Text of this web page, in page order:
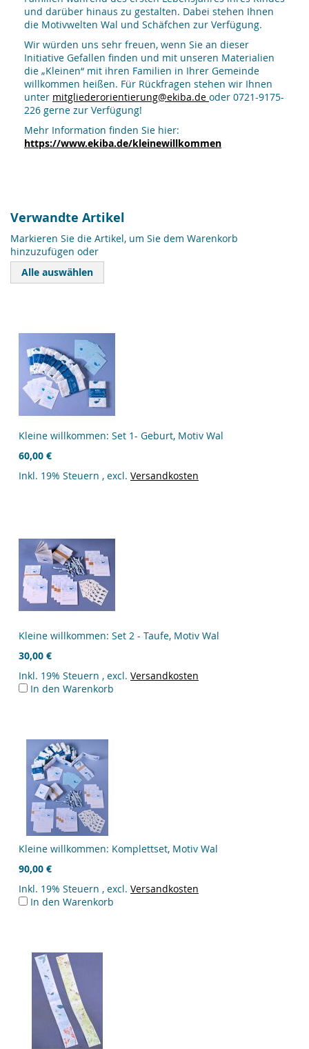
und darüber hinaus zu gestalten. Dabei stehen Ihnen
die Motivwelten Wal und Schäfchen zur Verfügung.
Wir würden uns sehr freuen, wenn Sie an dieser
Initiative Gefallen finden und mit unseren Materialien
die „Kleinen“ mit ihren Familien in Ihrer Gemeinde
willkommen heißen. Für Rückfragen stehen wir Ihnen
unter mitgliederorientierung@ekiba.de oder 0721-9175-
226 gerne zur Verfügung!
Mehr Information finden Sie hier:
https://www.ekiba.de/kleinewillkommen
Verwandte Artikel
Markieren Sie die Artikel, um Sie dem Warenkorb
hinzuzufügen oder
Alle auswählen
Kleine willkommen: Set 1- Geburt, Motiv Wal
60,00 €
Inkl. 19% Steuern , excl. Versandkosten
Kleine willkommen: Set 2 - Taufe, Motiv Wal
30,00 €
Inkl. 19% Steuern , excl. Versandkosten
In den Warenkorb
Kleine willkommen: Komplettset, Motiv Wal
90,00 €
Inkl. 19% Steuern , excl. Versandkosten
In den Warenkorb